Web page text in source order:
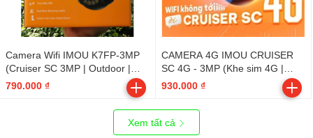
Camera Wifi IMOU K7FP-3MP
(Cruiser SC 3MP | Outdoor |
FullColor)
790.000 ₫
CAMERA 4G IMOU CRUISER
SC 4G - 3MP (Khe sim 4G |
Quay quét 360 | Đàm thoại 2
chiều | Đèn xanh đỏ | Mã: IPC-
K7FP-3H0TE) - Outdoor
930.000 ₫
Xem tất cả